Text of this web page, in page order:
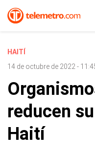
HAITÍ
14 de octubre de 2022 -
reducen
Haití